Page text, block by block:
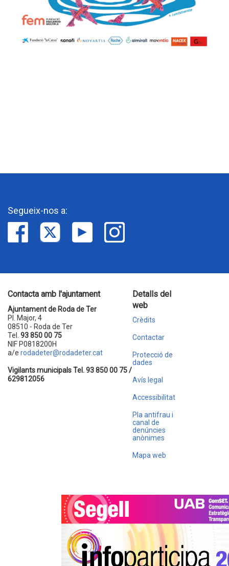
Segueix-nos a:
Contacta amb l'ajuntament
Ajuntament de Roda de Ter
Pl. Major, 4
08510 - Roda de Ter
Tel. 93 850 00 75
NIF P0818200H
a/e rodadeter@rodadeter.cat
Vigilants municipals Tel. 93 850 00 75 /
629812056
Detalls del
web
Crèdits
Contactar
Protecció de
dades
Avís legal
Accessibilitat
Pla antifrau i
canal de
denúncies
anònimes
Mapa web